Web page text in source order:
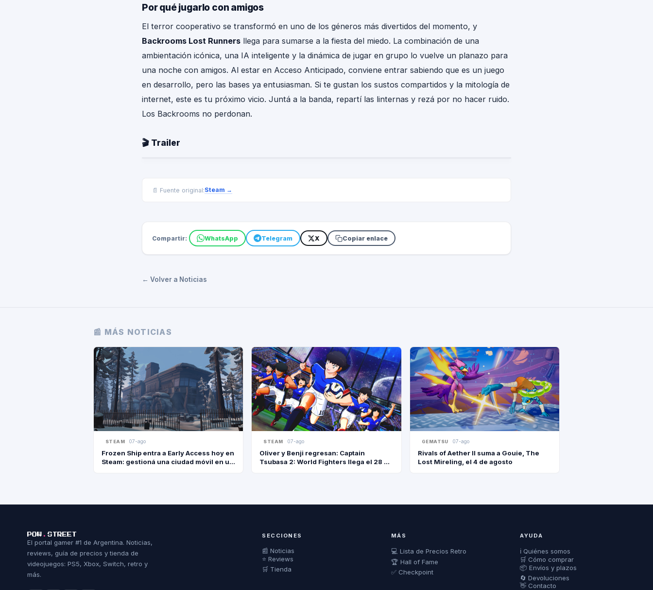
Por qué jugarlo con amigos
El terror cooperativo se transformó en uno de los géneros más divertidos del momento, y
Backrooms Lost Runners llega para sumarse a la fiesta del miedo. La combinación de una
ambientación icónica, una IA inteligente y la dinámica de jugar en grupo lo vuelve un planazo para
una noche con amigos. Al estar en Acceso Anticipado, conviene entrar sabiendo que es un juego
en desarrollo, pero las bases ya entusiasman. Si te gustan los sustos compartidos y la mitología de
internet, este es tu próximo vicio. Juntá a la banda, repartí las linternas y rezá por no hacer ruido.
Los Backrooms no perdonan.
🎬 Trailer
📄 Fuente original:Steam →
Compartir: WhatsApp Telegram X Copiar enlace
← Volver a Noticias
📰 MÁS NOTICIAS
STEAM 07-ago
Frozen Ship entra a Early Access hoy en
Steam: gestioná una ciudad móvil en un
STEAM 07-ago
Oliver y Benji regresan: Captain
Tsubasa 2: World Fighters llega el 28 de
GEMATSU 07-ago
Rivals of Aether II suma a Gouie, The
Lost Mireling, el 4 de agosto
POW . STREET
El portal gamer #1 de Argentina. Noticias,
reviews, guía de precios y tienda de
videojuegos: PS5, Xbox, Switch, retro y
más.
SECCIONES
📰 Noticias
⭐ Reviews
🛒 Tienda
MÁS
💻 Lista de Precios Retro
🏆 Hall of Fame
✅ Checkpoint
AYUDA
ℹ️ Quiénes somos
🛒 Cómo comprar
📦 Envíos y plazos
🔄 Devoluciones
👋 Contacto